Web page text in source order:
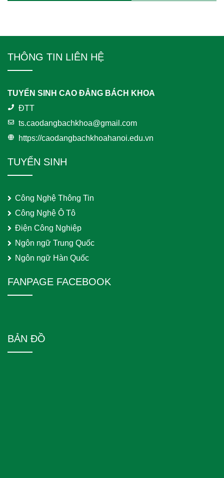
THÔNG TIN LIÊN HỆ
TUYỂN SINH CAO ĐẲNG BÁCH KHOA
ĐTT
ts.caodangbachkhoa@gmail.com
https://caodangbachkhoahanoi.edu.vn
TUYỂN SINH
Công Nghệ Thông Tin
Công Nghệ Ô Tô
Điện Công Nghiệp
Ngôn ngữ Trung Quốc
Ngôn ngữ Hàn Quốc
FANPAGE FACEBOOK
BẢN ĐỒ